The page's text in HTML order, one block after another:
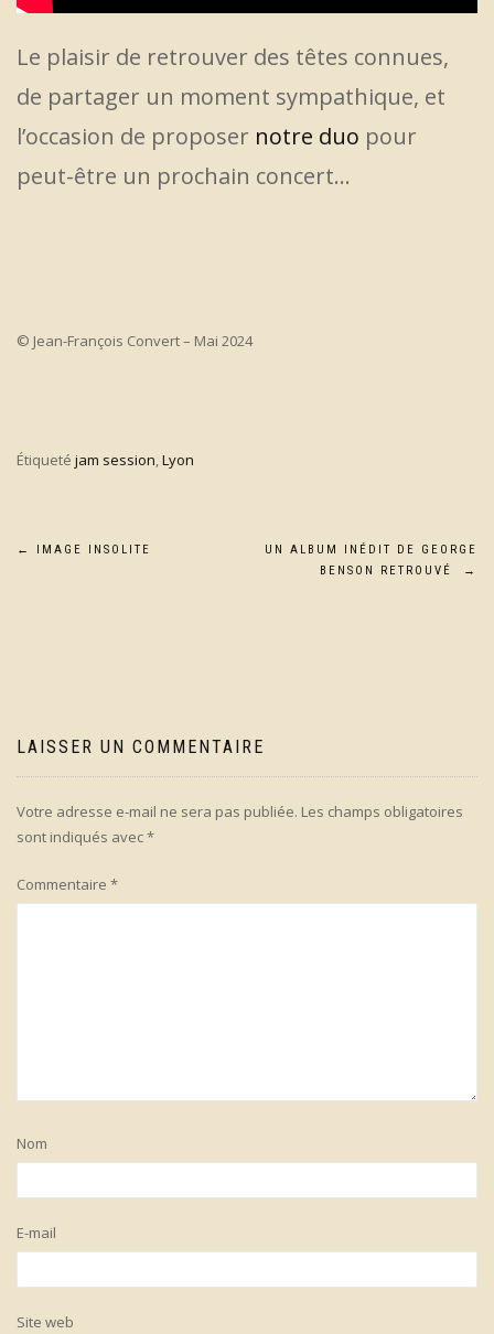
Le plaisir de retrouver des têtes connues,
de partager un moment sympathique, et
l’occasion de proposer notre duo pour
peut-être un prochain concert…
© Jean-François Convert – Mai 2024
Étiqueté jam session,Lyon
Navigation
← IMAGE INSOLITE
UN ALBUM INÉDIT DE GEORGE
BENSON RETROUVÉ
→
LAISSER UN COMMENTAIRE
Votre adresse e-mail ne sera pas publiée. Les champs obligatoires
sont indiqués avec*
Commentaire *
Nom
E-mail
Site web